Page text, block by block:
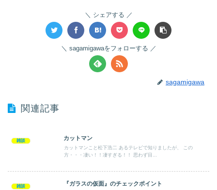
シェアする
sagamigawaをフォローする
sagamigawa
関連記事
雑談 カットマン
カットマンこと松下浩二 あるテレビで知りましたが、 この
方・・・凄い！！凄すぎる！！ 思わず目...
雑談 『ガラスの仮面』のチェックポイント